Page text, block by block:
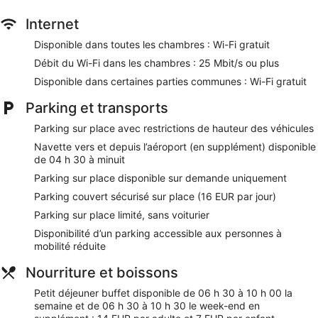
Les activités de loisir répertoriées ci-dessous sont
activités peuvent faire l'objet de frais supplémentaires.
personnel attentionné de ibis Lyon Gare la Part Dieu. Lors de
de Centre commercial de La Part-Dieu. Vous pourrez profiter
de services et équipements comme l'accès Wi-Fi à Internet
gratuit et un restaurant, sans oublier un bar. Cet
hébergement propose des services et équipements pour
chouchouter les boules de tous poils, notamment des
gamelles pour l'eau et la nourriture.
Wi-Fi gratuit (vitesse : 25 Mbit/s ou plus)
Si vous avez un creux, direction Restaurant Courtepaille,
un grill qui vous servira des spécialités Cuisine au
barbecue
Parking sans service de voiturier disponible en
supplément
Parmi les prestations offertes, on trouve des journaux
Internet
Disponible dans toutes les chambres : Wi-Fi gratuit
Débit du Wi-Fi dans les chambres : 25 Mbit/s ou plus
Disponible dans certaines parties communes : Wi-Fi gratuit
Parking et transports
Parking sur place avec restrictions de hauteur des véhicules
Navette vers et depuis l’aéroport (en supplément) disponible
de 04 h 30 à minuit
Parking sur place disponible sur demande uniquement
Parking couvert sécurisé sur place (16 EUR par jour)
Parking sur place limité, sans voiturier
Disponibilité d’un parking accessible aux personnes à
mobilité réduite
Nourriture et boissons
Petit déjeuner buffet disponible de 06 h 30 à 10 h 00 la
semaine et de 06 h 30 à 10 h 30 le week-end en